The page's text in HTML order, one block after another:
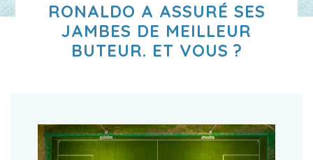
RONALDO A ASSURÉ SES
JAMBES DE MEILLEUR
BUTEUR. ET VOUS ?